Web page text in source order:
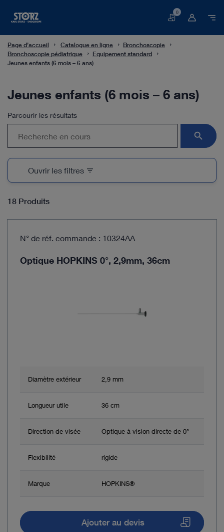
Panier
0
Page d’accueil Catalogue en ligne
Bronchoscopie
Bronchoscopie pédiatrique
Equipement standard
Jeunes enfants (6 mois – 6 ans)
Jeunes enfants (6 mois – 6 ans)
18 Produits
N° de réf. commande : 10324AA
Optique HOPKINS 0°, 2,9mm, 36cm
Diamètre extérieur 2,9 mm
Longueur utile 36 cm
Direction de visée Optique à vision directe de 0°
Flexibilité rigide
Marque HOPKINS®
Ajouter au devis
Parcourir les résultats
search
Ouvrir les filtres filter_list